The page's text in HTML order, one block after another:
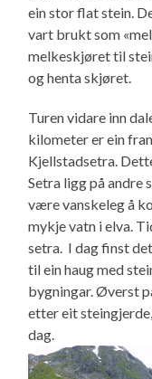
ein stor flat stein.
vart brukt som
melkeskjøret til
og henta skjøret.
Turen vidare inn
kilometer er ein
Kjellstadsetra.
Setra ligg på andre
være vanskeleg å
mykje vatn i elva.
setra. I dag finst
til ein haug med
bygningar. Øverst
etter eit
dag.